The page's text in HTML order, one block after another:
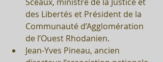
des Libertés et Président de la
Communauté d’Agglomération
de l’Ouest Rhodanien.
Jean-Yves Pineau, ancien